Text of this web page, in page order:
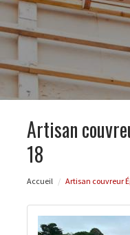
Artisan
18
Accueil Artisan couvreur